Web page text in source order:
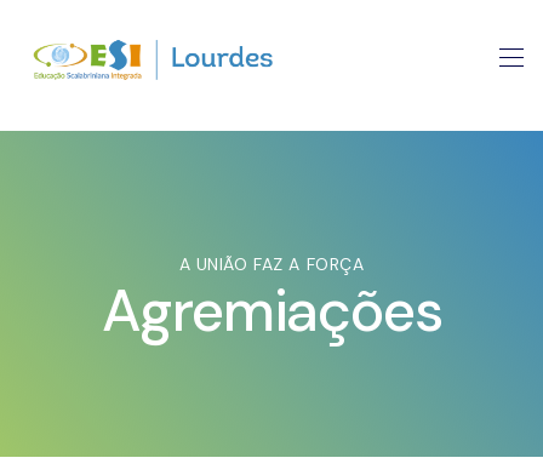
A UNIÃO FAZ A FORÇA
Agremiações